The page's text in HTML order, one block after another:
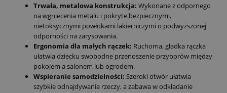
Trwała, metalowa konstrukcja: Wykonane z odpornego
na wgniecenia metalu i pokryte bezpiecznymi,
nietoksycznymi powłokami lakierniczymi o podwyższonej
odporności na zarysowania.
Ergonomia dla małych rączek: Ruchoma, gładka rączka
ułatwia dziecku swobodne przenoszenie przyborów między
pokojem a salonem lub ogrodem.
Wspieranie samodzielności: Szeroki otwór ułatwia
szybkie odnajdywanie rzeczy, a zabawa w odkładanie